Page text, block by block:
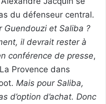
du défenseur central.
Guendouzi et Saliba ?
il devrait rester à
conférence de presse,
Provence dans
Mais pour Saliba,
d’option d’achat. Donc